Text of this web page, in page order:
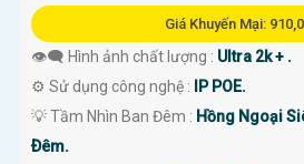
Giá Khuyến Mại:
👁️‍🗨 Hình ảnh chất lượng : Ultra 2k + .
⚙ Sử dụng công nghệ :
IP POE.
💡 Tầm Nhìn Ban Đêm : Hồng Ngoại
Ðêm.